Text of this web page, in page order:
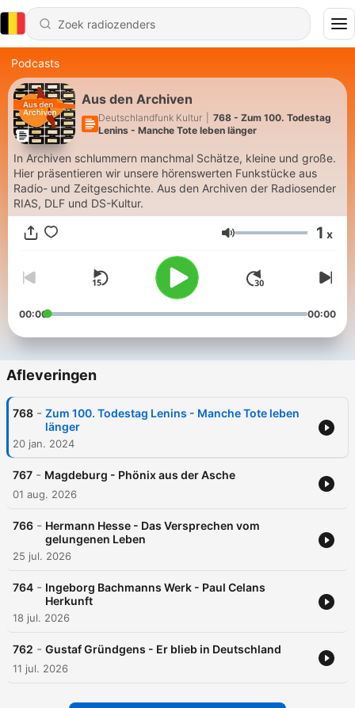
Podcasts
Aus den Archiven
Deutschlandfunk Kultur
768 - Zum 100. Todestag
Lenins - Manche Tote leben länger
In Archiven schlummern manchmal Schätze, kleine und große.
Hier präsentieren wir unsere hörenswerten Funkstücke aus
Radio- und Zeitgeschichte. Aus den Archiven der Radiosender
RIAS, DLF und DS-Kultur.
Volume 1 x
00:00 00:00
Afleveringen
768 - Zum 100. Todestag Lenins - Manche Tote leben
länger
20 jan. 2024
767 - Magdeburg - Phönix aus der Asche
01 aug. 2026
766 - Hermann Hesse - Das Versprechen vom
gelungenen Leben
25 jul. 2026
764 - Ingeborg Bachmanns Werk - Paul Celans
Herkunft
18 jul. 2026
762 - Gustaf Gründgens - Er blieb in Deutschland
11 jul. 2026